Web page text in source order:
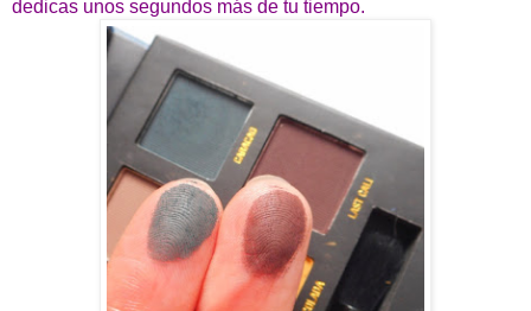
dedicas unos segundos más de tu tiempo.